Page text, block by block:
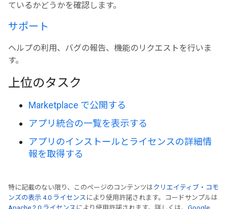
ているかどうかを確認します。
サポート
ヘルプの利用、バグの報告、機能のリクエストを行いま
す。
上位のタスク
Marketplace で公開する
アプリ統合の一覧を表示する
アプリのインストールとライセンスの詳細情
報を取得する
特に記載のない限り、このページのコンテンツはクリエイティブ・コモ
ンズの表示 4.0 ライセンス により使用許諾されます。コードサンプルは